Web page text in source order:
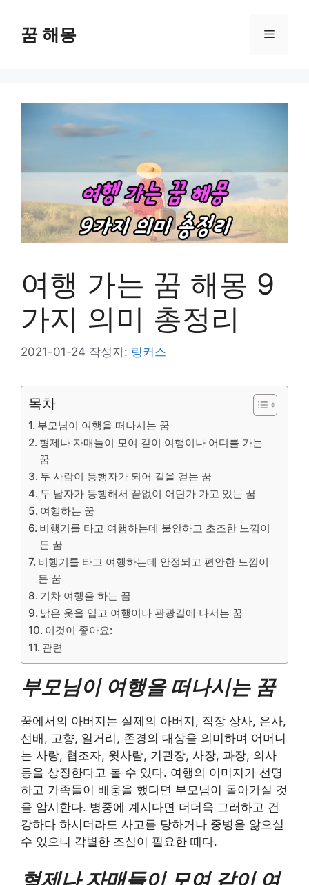
꿈 해몽 메
여행 가는 꿈 해몽 9
가지 의미 총정리
2021-01-24 작성자: 링커스
목차
부모님이 여행을 떠나시는 꿈
형제나 자매들이 모여 같이 여행이나 어디를 가는
꿈
두 사람이 동행자가 되어 길을 걷는 꿈
두 남자가 동행해서 끝없이 어딘가 가고 있는 꿈
여행하는 꿈
비행기를 타고 여행하는데 불안하고 초조한 느낌이
든 꿈
비행기를 타고 여행하는데 안정되고 편안한 느낌이
든 꿈
기차 여행을 하는 꿈
낡은 옷을 입고 여행이나 관광길에 나서는 꿈
이것이 좋아요:
관련
부모님이 여행을 떠나시는 꿈
꿈에서의 아버지는 실제의 아버지, 직장 상사, 은사,
선배, 고향, 일거리, 존경의 대상을 의미하며 어머니
는 사랑, 협조자, 윗사람, 기관장, 사장, 과장, 의사
등을 상징한다고 볼 수 있다. 여행의 이미지가 선명
하고 가족들이 배웅을 했다면 부모님이 돌아가실 것
을 암시한다. 병중에 계시다면 더더욱 그러하고 건
강하다 하시더라도 사고를 당하거나 중병을 앓으실
수 있으니 각별한 조심이 필요한 때다.
형제나 자매들이 모여 같이 여